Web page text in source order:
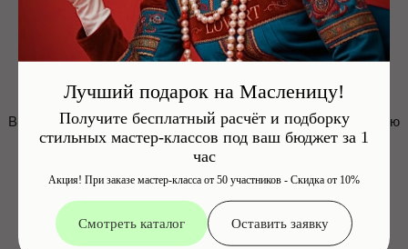
Лучший подарок на Масленицу!
Получите бесплатный расчёт и подборку
стильных мастер-классов под ваш бюджет за 1
час
Акция! При заказе мастер-класса от 50 участников - Скидка от 10%
Смотреть каталог Оставить заявку